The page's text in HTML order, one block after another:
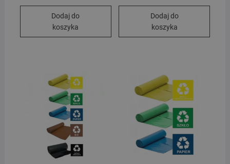
Dodaj do
koszyka
Dodaj do
koszyka